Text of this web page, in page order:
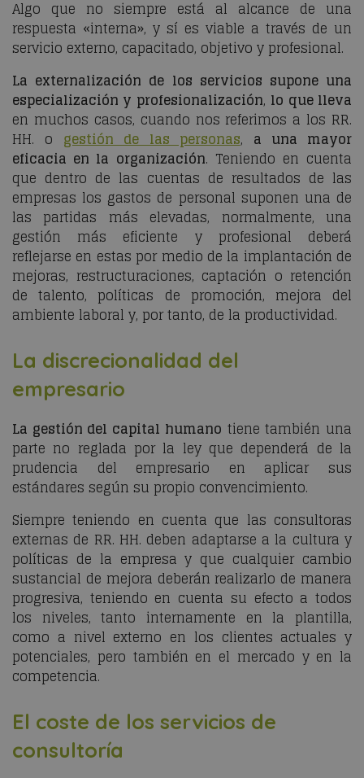
Algo que no siempre está al alcance de una
respuesta «interna», y sí es viable a través de un
servicio externo, capacitado, objetivo y profesional.
La externalización de los servicios supone una
especialización y profesionalización, lo que lleva
en muchos casos, cuando nos referimos a los RR.
HH. o gestión de las personas, a una mayor
eficacia en la organización. Teniendo en cuenta
que dentro de las cuentas de resultados de las
empresas los gastos de personal suponen una de
las partidas más elevadas, normalmente, una
gestión más eficiente y profesional deberá
reflejarse en estas por medio de la implantación de
mejoras, restructuraciones, captación o retención
de talento, políticas de promoción, mejora del
ambiente laboral y, por tanto, de la productividad.
La discrecionalidad del
empresario
La gestión del capital humano tiene también una
parte no reglada por la ley que dependerá de la
prudencia del empresario en aplicar sus
estándares según su propio convencimiento.
Siempre teniendo en cuenta que las consultoras
externas de RR. HH. deben adaptarse a la cultura y
políticas de la empresa y que cualquier cambio
sustancial de mejora deberán realizarlo de manera
progresiva, teniendo en cuenta su efecto a todos
los niveles, tanto internamente en la plantilla,
como a nivel externo en los clientes actuales y
potenciales, pero también en el mercado y en la
competencia.
El coste de los servicios de
consultoría